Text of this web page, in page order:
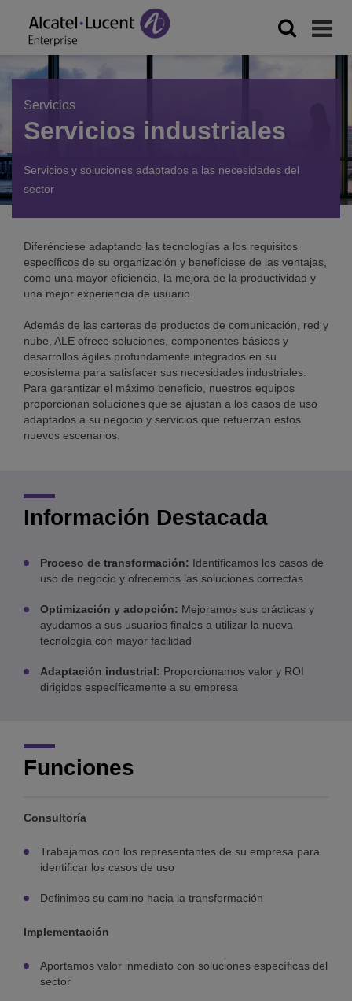
Servicios
Servicios industriales
Servicios y soluciones adaptados a las necesidades del
sector
Diferénciese adaptando las tecnologías a los requisitos
específicos de su organización y benefíciese de las ventajas,
como una mayor eficiencia, la mejora de la productividad y
una mejor experiencia de usuario.
Además de las carteras de productos de comunicación, red y
nube, ALE ofrece soluciones, componentes básicos y
desarrollos ágiles profundamente integrados en su
ecosistema para satisfacer sus necesidades industriales.
Para garantizar el máximo beneficio, nuestros equipos
proporcionan soluciones que se ajustan a los casos de uso
adaptados a su negocio y servicios que refuerzan estos
nuevos escenarios.
Información Destacada
Proceso de transformación: Identificamos los casos de
uso de negocio y ofrecemos las soluciones correctas
Optimización y adopción: Mejoramos sus prácticas y
ayudamos a sus usuarios finales a utilizar la nueva
tecnología con mayor facilidad
Adaptación industrial: Proporcionamos valor y ROI
dirigidos específicamente a su empresa
Funciones
Consultoría
Trabajamos con los representantes de su empresa para
identificar los casos de uso
Definimos su camino hacia la transformación
Implementación
Aportamos valor inmediato con soluciones específicas del
sector